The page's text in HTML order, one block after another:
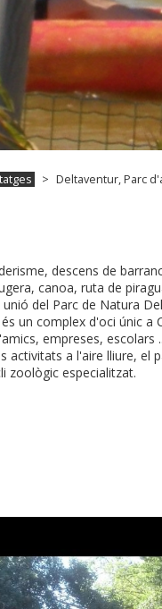
Deltaventur, Parc
descens de
canoa, ruta de
del Parc de Natura
un complex d'oci únic a
empreses, escolars
activitats a l'aire lliure, el
zoològic especialitzat.